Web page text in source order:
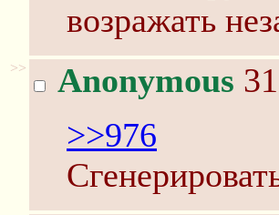
возражать
>> Anonymous
>>976